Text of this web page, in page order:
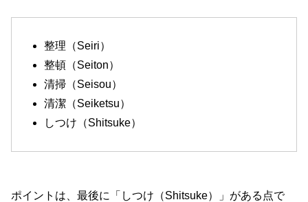
整理（Seiri）
整頓（Seiton）
清掃（Seisou）
清潔（Seiketsu）
しつけ（Shitsuke）
ポイントは、最後に「しつけ（Shitsuke）」がある点で